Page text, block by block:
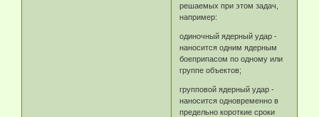
решаемых при этом задач,
например:
одиночный ядерный удар -
наносится одним ядерным
боеприпасом по одному или
группе объектов;
групповой ядерный удар -
наносится одновременно в
предельно короткие сроки